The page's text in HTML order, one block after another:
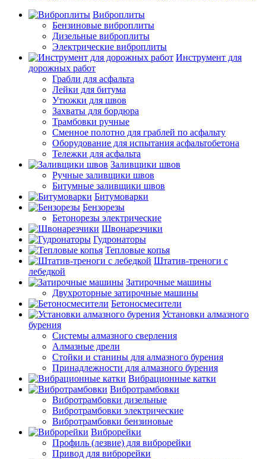
Виброплиты
Бензиновые виброплиты
Дизельные виброплиты
Электрические виброплиты
Инструмент для
дорожных работ
Грабли для асфальта
Лейки для битума
Утюжки для швов
Захваты для бордюра
Трамбовки ручные
Сменное полотно для граблей по асфальту
Оборудование для испытания асфальтобетона
Тележки для асфальта
Заливщики швов
Ручные заливщики швов
Битумные заливщики швов
Битумоварки
Бензорезы
Бетонорезы электрические
Швонарезчики
Гудронаторы
Тепловые копья
Штатив-треноги с
лебедкой
Затирочные машины
Двухроторные затирочные машины
Бетоносмесители
Установки алмазного
бурения
Системы алмазного сверления
Алмазные дрели
Стойки и станины для алмазного бурения
Принадлежности для алмазного бурения
Вибрационные катки
Вибротрамбовки
Вибротрамбовки дизельные
Вибротрамбовки электрические
Вибротрамбовки бензиновые
Виброрейки
Профиль (лезвие) для виброрейки
Привод для виброрейки